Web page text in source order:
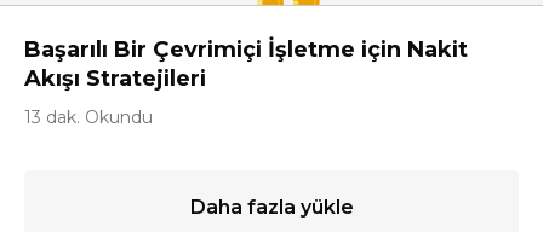
Başarılı Bir Çevrimiçi İşletme için Nakit
Akışı Stratejileri
13 dak. Okundu
Daha fazla yükle